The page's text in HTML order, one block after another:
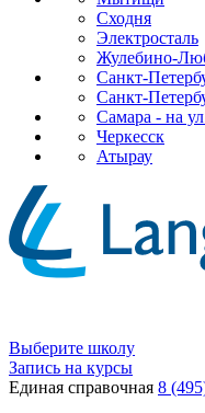
Сходня
Электросталь
Жулебино-
Санкт-
Санкт-
Самара - на
Черкесск
Атырау
Выберите школу
Запись на курсы
Единая справочная 8